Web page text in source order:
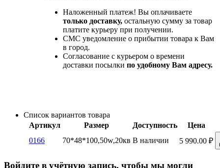
Наложенный платеж! Вы оплачиваете
только доставку, остальную сумму за товар
платите курьеру при получении.
СМС уведомление о прибытии товара к Вам
в город.
Согласование с курьером о времени
доставки посылки по удобному Вам адресу.
Список вариантов товара
Артикул
Размер Доступность
Цена
0166
70*48*100,50w,20кв В наличии 5 990.00 ₽
Войдите в учётную запись, чтобы мы могли